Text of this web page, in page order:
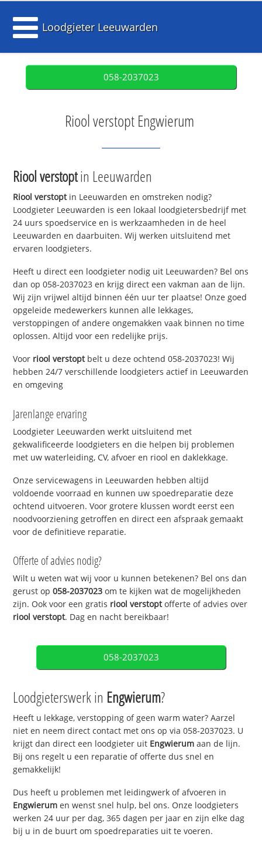
Loodgieter Leeuwarden
058-2037023
Riool verstopt Engwierum
Riool verstoptin Leeuwarden
Riool verstoptin Leeuwarden en omstreken nodig?
Loodgieter Leeuwarden is een lokaal loodgietersbedrijf met
24 uurs spoedservice en is werkzaamheden in de heel
Leeuwarden en daarbuiten. Wij werken uitsluitend met
ervaren loodgieters.
Heeft u direct een loodgieter nodig uit Leeuwarden? Bel ons
dan op 058-2037023 en krijg direct een vakman aan de lijn.
Wij zijn vrijwel altijd binnen één uur ter plaatse! Onze goed
opgeleide medewerkers kunnen alle lekkages,
verstoppingen of andere ongemakken vaak binnen no time
oplossen. Altijd voor een redelijke prijs.
Voor riool verstoptbelt u deze ochtend 058-2037023! Wij
hebben 24/7 verschillende loodgieters actief in Leeuwarden
en omgeving
Jarenlange ervaring
Loodgieter Leeuwarden werkt uitsluitend met
gekwalificeerde loodgieters en die helpen bij problemen
met uw waterleiding, CV, afvoer en riool en daklekkage.
Onze servicewagens in Leeuwarden hebben altijd
voldoende voorraad en kunnen uw spoedreparatie deze
ochtend uitvoeren. Voor grotere klussen wordt eerst een
noodvoorziening getroffen en direct een afspraak gemaakt
voor de definitieve reparatie.
Offerte of advies nodig?
Wilt u weten wat wij voor u kunnen betekenen? Bel ons dan
gerust op058-2037023 om te kijken wat de mogelijkheden
zijn. Ook voor een gratis riool verstoptofferte of advies over
riool verstopt. Dag en nacht bereikbaar!
058-2037023
Loodgieterswerk in Engwierum?
Heeft u lekkage, verstopping of geen warm water? Aarzel
niet en neem direct contact met ons op via 058-2037023. U
krijgt dan direct een loodgieter uit Engwierum aan de lijn.
Bij ons regelt u een reparatie of offerte dus snel en
gemakkelijk!
Dus heeft u problemen met leidingwerk of afvoeren in
Engwierum en wenst snel hulp, bel ons. Onze loodgieters
werken 24 uur per dag, 365 dagen per jaar en zijn elke dag
bij u in de buurt om spoedreparaties uit te voeren.